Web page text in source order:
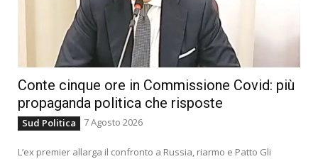
Conte cinque ore in Commissione Covid: più
propaganda politica che risposte
Sud Politica 7 Agosto 2026
L’ex premier allarga il confronto a Russia, riarmo e Patto Gli